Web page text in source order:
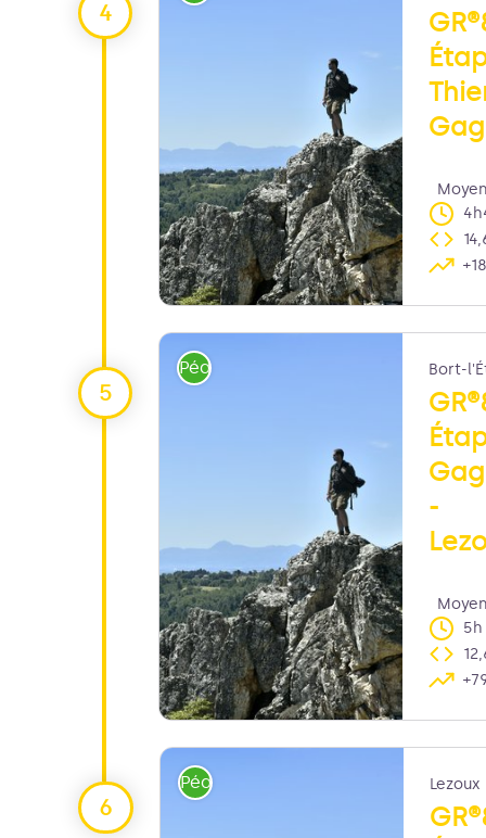
Moyen
Pédestre Bort-
-
Moyen
5h
Pédestre Lezoux